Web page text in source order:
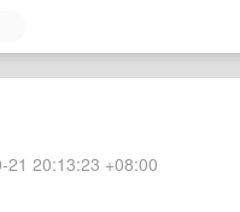
21 20:13:23 +08:00